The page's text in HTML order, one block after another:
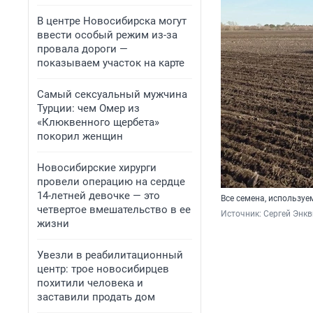
В центре Новосибирска могут
ввести особый режим из-за
провала дороги —
показываем участок на карте
Самый сексуальный мужчина
Турции: чем Омер из
«Клюквенного щербета»
покорил женщин
Новосибирские хирурги
провели операцию на сердце
14-летней девочке — это
четвертое вмешательство в ее
жизни
Увезли в реабилитационный
центр: трое новосибирцев
похитили человека и
заставили продать дом
ФГИС
объемах
внутри
ЕФИС
должны
Работу
Все семена,
Источник: Сергей